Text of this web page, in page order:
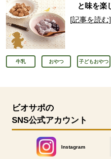
と味を楽
[記事を読む]
牛乳 おやつ 子どもおやつ
ビオサポの
SNS公式アカウント
Instagram
別のウィンドウで開き